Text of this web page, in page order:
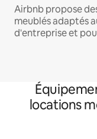
Airbnb propose
meublés adaptés
d'entreprise et
locations